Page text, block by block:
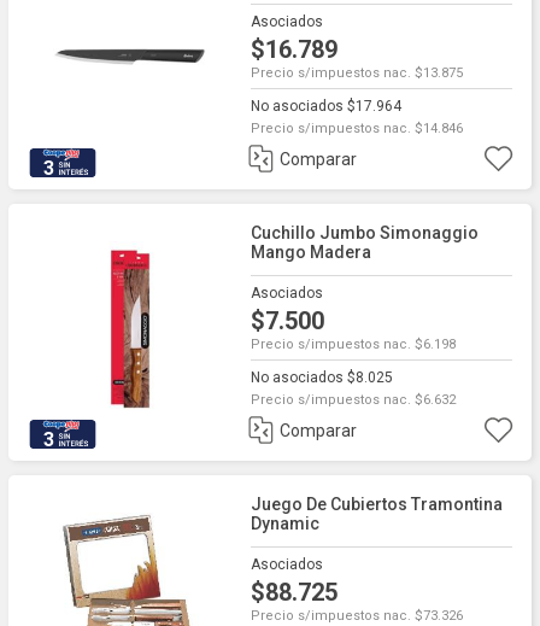
3
Asociados
$16.789
Precio s/impuestos nac. $13.875
No asociados $17.964
Precio s/impuestos nac. $14.846
Comparar
3
Cuchillo Jumbo Simonaggio
Mango Madera
Asociados
$7.500
Precio s/impuestos nac. $6.198
No asociados $8.025
Precio s/impuestos nac. $6.632
Comparar
Juego De Cubiertos Tramontina
Dynamic
Asociados
$88.725
Precio s/impuestos nac. $73.326